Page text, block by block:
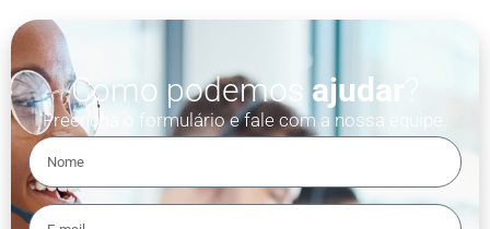
Como podemos ajudar
Preencha o formulário e fale com a nossa equipe.